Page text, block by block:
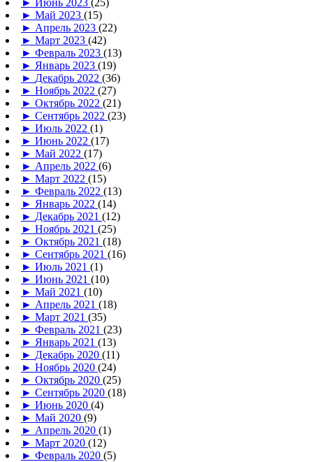
► Май 2023 (15)
► Апрель 2023 (22)
► Март 2023 (42)
► Февраль 2023 (13)
► Январь 2023 (19)
► Декабрь 2022 (36)
► Ноябрь 2022 (27)
► Октябрь 2022 (21)
► Сентябрь 2022 (23)
► Июль 2022 (1)
► Июнь 2022 (17)
► Май 2022 (17)
► Апрель 2022 (6)
► Март 2022 (15)
► Февраль 2022 (13)
► Январь 2022 (14)
► Декабрь 2021 (12)
► Ноябрь 2021 (25)
► Октябрь 2021 (18)
► Сентябрь 2021 (16)
► Июль 2021 (1)
► Июнь 2021 (10)
► Май 2021 (10)
► Апрель 2021 (18)
► Март 2021 (35)
► Февраль 2021 (23)
► Январь 2021 (13)
► Декабрь 2020 (11)
► Ноябрь 2020 (24)
► Октябрь 2020 (25)
► Сентябрь 2020 (18)
► Июнь 2020 (4)
► Май 2020 (9)
► Апрель 2020 (1)
► Март 2020 (12)
► Февраль 2020 (5)